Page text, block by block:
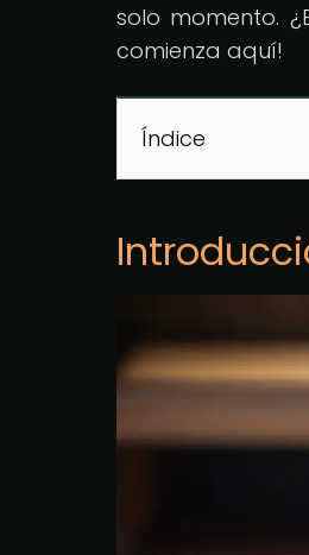
solo momento.
comienza aquí!
Índice